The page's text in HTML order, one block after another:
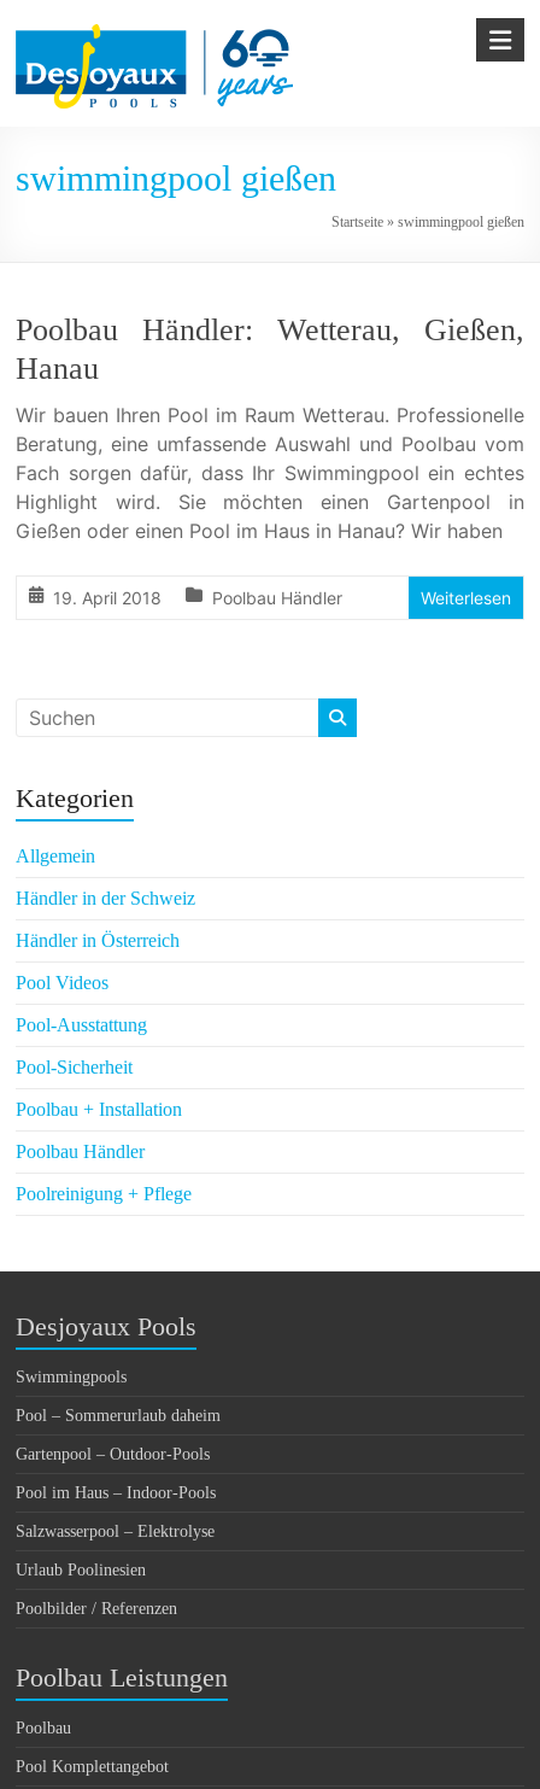
content
&
Desjoyaux
swimmingpool gießen
Startseite» swimmingpool gießen
Poolbau Händler: Wetterau, Gießen,
Hanau
Wir bauen Ihren Pool im Raum Wetterau. Professionelle
Beratung, eine umfassende Auswahl und Poolbau vom
Fach sorgen dafür, dass Ihr Swimmingpool ein echtes
Highlight wird. Sie möchten einen Gartenpool in
Gießen oder einen Pool im Haus in Hanau? Wir haben
19. April 2018 Poolbau Händler Weiterlesen
Kategorien
Allgemein
Händler in der Schweiz
Händler in Österreich
Pool Videos
Pool-Ausstattung
Pool-Sicherheit
Poolbau + Installation
Poolbau Händler
Poolreinigung + Pflege
Desjoyaux Pools
Swimmingpools
Pool – Sommerurlaub daheim
Gartenpool – Outdoor-Pools
Pool im Haus – Indoor-Pools
Salzwasserpool – Elektrolyse
Urlaub Poolinesien
Poolbilder / Referenzen
Poolbau Leistungen
Poolbau
Pool Komplettangebot